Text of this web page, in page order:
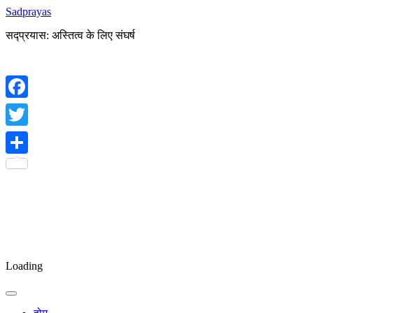
Sadprayas
सद्प्रयास: अस्तित्व के लिए संघर्ष
Loading
Facebook
Twitter
Share